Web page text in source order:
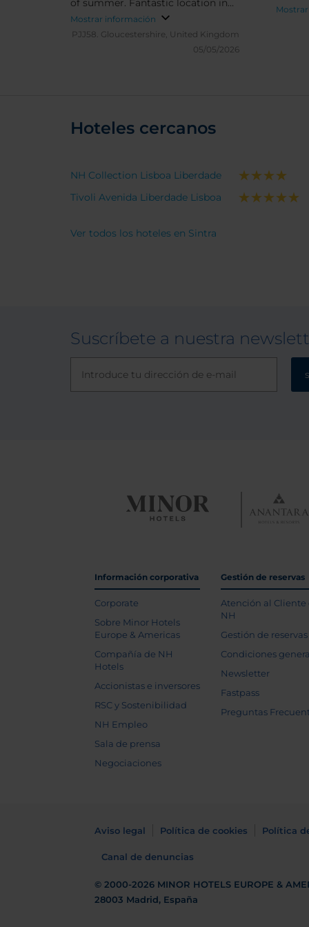
of summer. Fantastic location in
the centre of old Sintra though
with either views of the National
Palace or trhe countryside. Ask for
Mostrar información
PJJ58. Gloucestershire, United Kingdom
05/05/2026
Hoteles cercanos
NH Collection Lisboa Liberdade
Tivoli Avenida Liberdade Lisboa
Ver todos los hoteles en Sintra
Suscríbete a nuestra
Información corporativa
Corporate
Sobre Minor Hotels
Europe & Americas
Compañía de NH
Hotels
Accionistas e inversores
RSC y Sostenibilidad
NH Empleo
Sala de prensa
Negociaciones
Gestión de reservas
Atención al Cliente
NH
Gestión de reservas
Condiciones
Newsletter
Fastpass
Preguntas
Aviso legal Política de cookies Política
Canal de denuncias
© 2000-2026 MINOR HOTELS EUROPE &
28003 Madrid, España